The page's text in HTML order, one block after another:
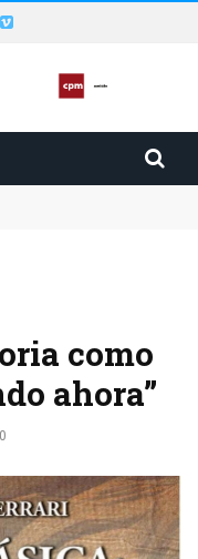
heridas en una de
como
ahora”
0